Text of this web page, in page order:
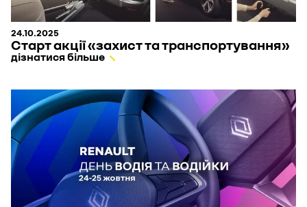
24.10.2025
Старт акції «захист та транспортування»
дізнатися більше